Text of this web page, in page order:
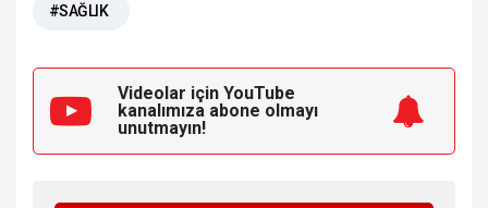
#SAĞLIK
Videolar için YouTube
kanalımıza abone olmayı
unutmayın!